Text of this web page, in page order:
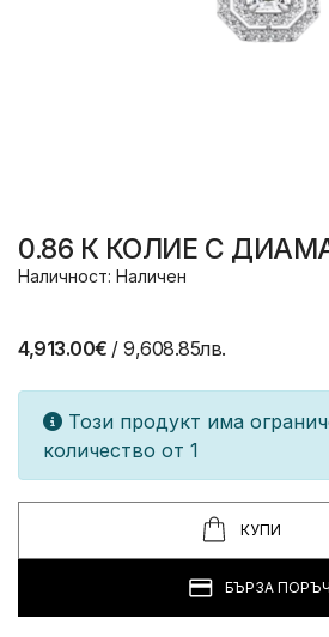
0.86 К КОЛИЕ С
Наличност: Наличен
4,913.00€ / 9,608.85лв.
Този продукт има
количество от 1
КУПИ
БЪРЗА